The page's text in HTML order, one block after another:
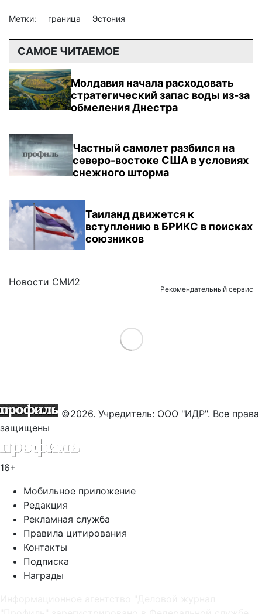
Метки: граница Эстония
САМОЕ ЧИТАЕМОЕ
Молдавия начала расходовать
стратегический запас воды из-за
обмеления Днестра
Частный самолет разбился на
северо-востоке США в условиях
снежного шторма
Таиланд движется к
вступлению в БРИКС в поисках
союзников
Новости СМИ2
Рекомендательный сервис
Load More
©2026. Учредитель: ООО "ИДР". Все права
защищены
16+
Мобильное приложение
Редакция
Рекламная служба
Правила цитирования
Контакты
Подписка
Награды